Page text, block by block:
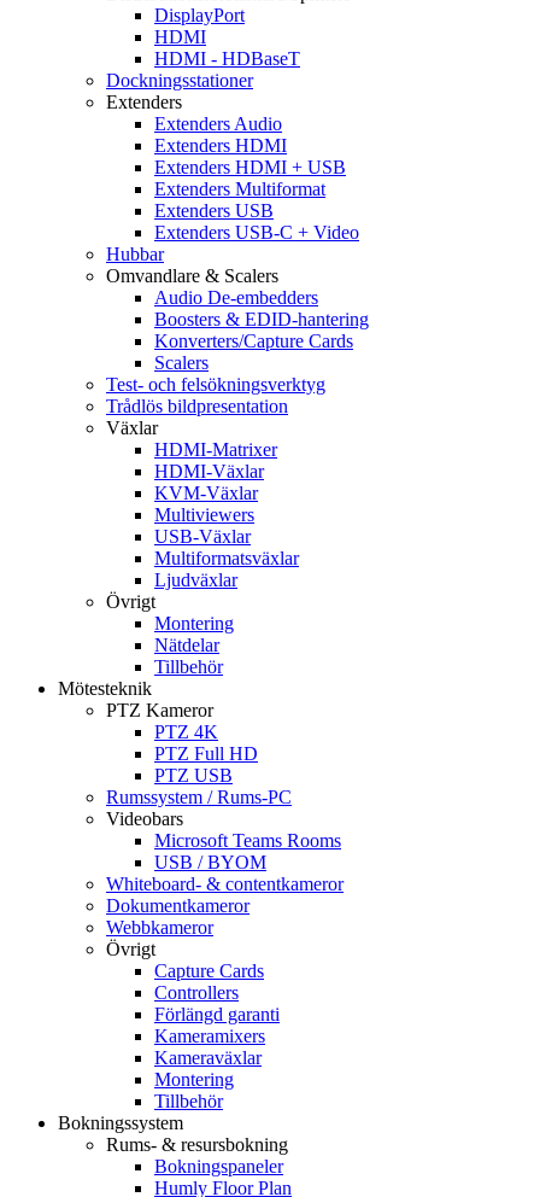
DisplayPort
HDMI
HDMI - HDBaseT
Dockningsstationer
Extenders
Extenders Audio
Extenders HDMI
Extenders HDMI + USB
Extenders Multiformat
Extenders USB
Extenders USB-C + Video
Hubbar
Omvandlare & Scalers
Audio De-embedders
Boosters & EDID-hantering
Konverters/Capture Cards
Scalers
Test- och felsökningsverktyg
Trådlös bildpresentation
Växlar
HDMI-Matrixer
HDMI-Växlar
KVM-Växlar
Multiviewers
USB-Växlar
Multiformatsväxlar
Ljudväxlar
Övrigt
Montering
Nätdelar
Tillbehör
Mötesteknik
PTZ Kameror
PTZ 4K
PTZ Full HD
PTZ USB
Rumssystem / Rums-PC
Videobars
Microsoft Teams Rooms
USB / BYOM
Whiteboard- & contentkameror
Dokumentkameror
Webbkameror
Övrigt
Capture Cards
Controllers
Förlängd garanti
Kameramixers
Kameraväxlar
Montering
Tillbehör
Bokningssystem
Rums- & resursbokning
Bokningspaneler
Humly Floor Plan